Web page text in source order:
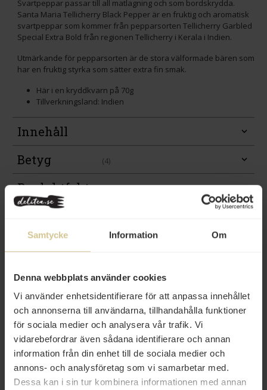
Samtycke Information Om
Denna webbplats använder cookies
Vi använder enhetsidentifierare för att anpassa innehållet
och annonserna till användarna, tillhandahålla funktioner
för sociala medier och analysera vår trafik. Vi
vidarebefordrar även sådana identifierare och annan
information från din enhet till de sociala medier och
annons- och analysföretag som vi samarbetar med.
Dessa kan i sin tur kombinera informationen med annan
Svartpeppar passar till all matlagning och som bordskrydda.
Santa Maria Tellicherry Black Pepper är en fruktig och aromatisk
svartpeppar som kommer från pepparsorten Tellicherry Garbled
Special Extra Bold från regionen Tellicherry i Kerala i Indien.
Utmärkande för pepparsorten är de stora välformade bären som
har en fruktig styrka som sätter extra fin smak.
Här i en kryddkvarn på 70g
Tillverkningsland: Indien
Innehåll
Betyg
(4)
Produktfakta
Andra köper även